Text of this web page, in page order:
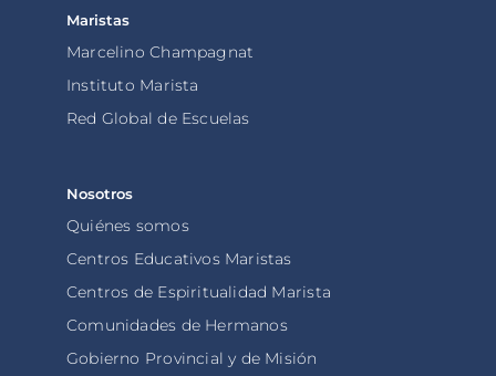
Maristas
Marcelino Champagnat
Instituto Marista
Red Global de Escuelas
Nosotros
Quiénes somos
Centros Educativos Maristas
Centros de Espiritualidad Marista
Comunidades de Hermanos
Gobierno Provincial y de Misión